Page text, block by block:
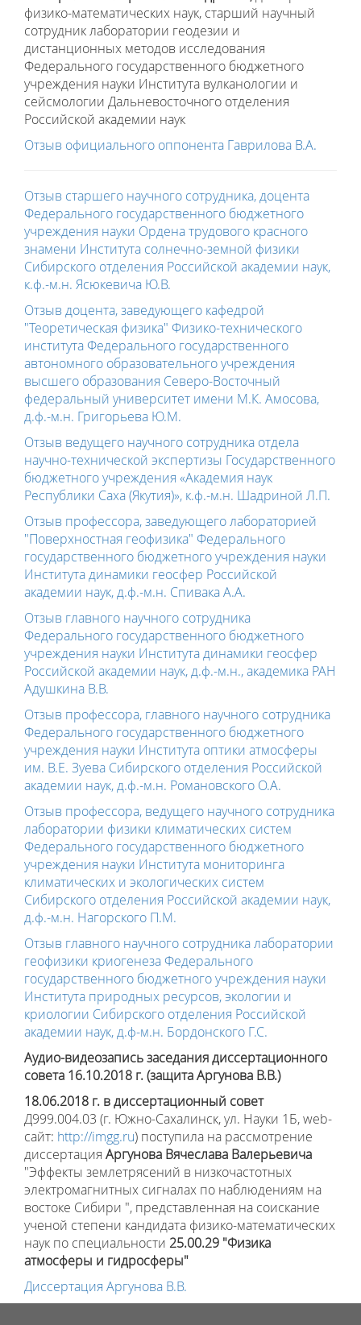
физико-математических наук, старший научный
сотрудник лаборатории геодезии и
дистанционных методов исследования
Федерального государственного бюджетного
учреждения науки Института вулканологии и
сейсмологии Дальневосточного отделения
Российской академии наук
Отзыв официального оппонента Гаврилова В.А.
Отзыв старшего научного сотрудника, доцента
Федерального государственного бюджетного
учреждения науки Ордена трудового красного
знамени Института солнечно-земной физики
Сибирского отделения Российской академии наук,
к.ф.-м.н. Ясюкевича Ю.В.
Отзыв доцента, заведующего кафедрой
"Теоретическая физика" Физико-технического
института Федерального государственного
автономного образовательного учреждения
высшего образования Северо-Восточный
федеральный университет имени М.К. Амосова,
д.ф.-м.н. Григорьева Ю.М.
Отзыв ведущего научного сотрудника отдела
научно-технической экспертизы Государственного
бюджетного учреждения «Академия наук
Республики Саха (Якутия)», к.ф.-м.н. Шадриной Л.П.
Отзыв профессора, заведующего лабораторией
"Поверхностная геофизика" Федерального
государственного бюджетного учреждения науки
Института динамики геосфер Российской
академии наук, д.ф.-м.н. Спивака А.А.
Отзыв главного научного сотрудника
Федерального государственного бюджетного
учреждения науки Института динамики геосфер
Российской академии наук, д.ф.-м.н., академика РАН
Адушкина В.В.
Отзыв профессора, главного научного сотрудника
Федерального государственного бюджетного
учреждения науки Института оптики атмосферы
им. В.Е. Зуева Сибирского отделения Российской
академии наук, д.ф.-м.н. Романовского О.А.
Отзыв профессора, ведущего научного сотрудника
лаборатории физики климатических систем
Федерального государственного бюджетного
учреждения науки Института мониторинга
климатических и экологических систем
Сибирского отделения Российской академии наук,
д.ф.-м.н. Нагорского П.М.
Отзыв главного научного сотрудника лаборатории
геофизики криогенеза Федерального
государственного бюджетного учреждения науки
Института природных ресурсов, экологии и
криологии Сибирского отделения Российской
академии наук, д.ф-м.н. Бордонского Г.С.
Аудио-видеозапись заседания диссертационного
совета 16.10.2018 г.(защита Аргунова В.В.)
18.06.2018 г. в диссертационный совет
Д999.004.03 (г. Южно-Сахалинск, ул. Науки 1Б, web-
сайт: http://imgg.ru) поступила на рассмотрение
диссертация Аргунова Вячеслава Валерьевича
"Эффекты землетрясений в низкочастотных
электромагнитных сигналах по наблюдениям на
востоке Сибири ", представленная на соискание
ученой степени кандидата физико-математических
наук по специальности 25.00.29 "Физика
атмосферы и гидросферы"
Диссертация Аргунова В.В.